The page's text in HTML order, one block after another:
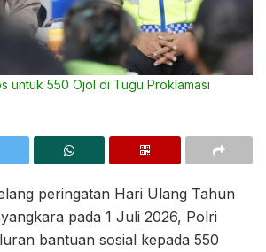
untuk 550 Ojol di Tugu Proklamasi
peringatan Hari Ulang Tahun
pada 1 Juli 2026, Polri
bantuan sosial kepada 550